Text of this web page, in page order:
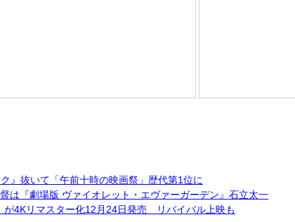
』抜いて「午前十時の映画祭」歴代第1位に
は『劇場版 ヴァイオレット・エヴァーガーデン』石立太一
が4Kリマスター化12月24日発売 リバイバル上映も